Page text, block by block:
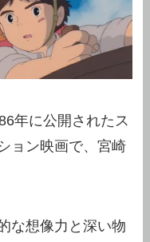
年に公開されたス
ョン映画で、宮崎
な想像力と深い物